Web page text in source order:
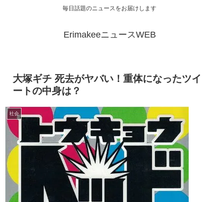
毎日話題のニュースをお届けします
ErimakeeニュースWEB
大塚ギチ 死去がヤバい！重体になったツイ
ートの中身は？
社会